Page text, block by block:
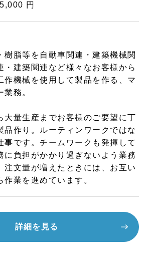
円
樹脂等を自動車関連・建築機械関
・建築関連など様々なお客様から
作機械を使用して製品を作る、マ
務。
大量生産までお客様のご要望に丁
品作り。ルーティンワークではな
事です。チームワークも発揮して
に負担がかかり過ぎないよう業務
注文量が増えたときには、お互い
作業を進めています。
詳細を見る